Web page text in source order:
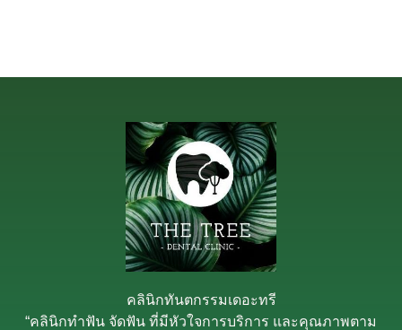
คลินิกทันตกรรมเดอะทรี
“คลินิกทำฟัน จัดฟัน ที่มีหัวใจการบริการ และคุณภาพตาม